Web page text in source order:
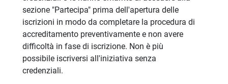
sezione "Partecipa" prima dell'apertura delle
iscrizioni in modo da completare la procedura di
accreditamento preventivamente e non avere
difficoltà in fase di iscrizione. Non è più
possibile iscriversi all'iniziativa senza
credenziali.